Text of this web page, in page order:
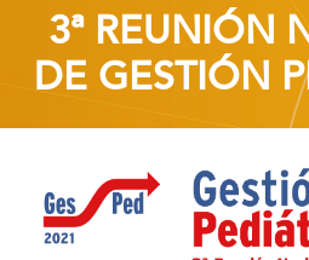
Home
About AFID
Sci.Societies
3ª REUNIÓN
DE GESTIÓN